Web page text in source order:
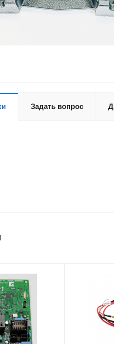
Задать вопрос